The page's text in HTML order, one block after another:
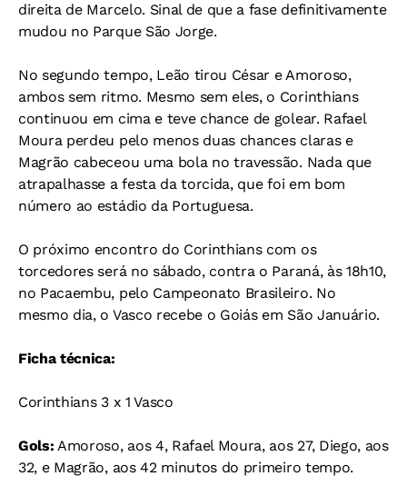
direita de Marcelo. Sinal de que a fase definitivamente
mudou no Parque São Jorge.
No segundo tempo, Leão tirou César e Amoroso,
ambos sem ritmo. Mesmo sem eles, o Corinthians
continuou em cima e teve chance de golear. Rafael
Moura perdeu pelo menos duas chances claras e
Magrão cabeceou uma bola no travessão. Nada que
atrapalhasse a festa da torcida, que foi em bom
número ao estádio da Portuguesa.
O próximo encontro do Corinthians com os
torcedores será no sábado, contra o Paraná, às 18h10,
no Pacaembu, pelo Campeonato Brasileiro. No
mesmo dia, o Vasco recebe o Goiás em São Januário.
Ficha técnica:
Corinthians 3 x 1 Vasco
Gols: Amoroso, aos 4, Rafael Moura, aos 27, Diego, aos
32, e Magrão, aos 42 minutos do primeiro tempo.